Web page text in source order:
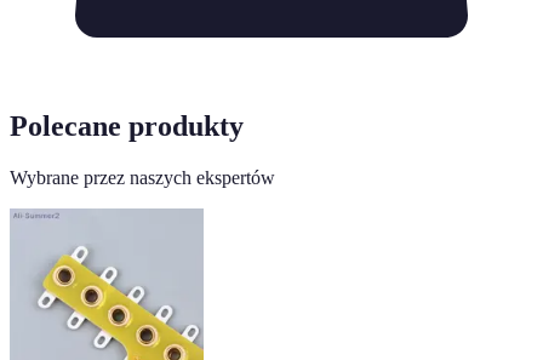
Polecane produkty
Wybrane przez naszych ekspertów